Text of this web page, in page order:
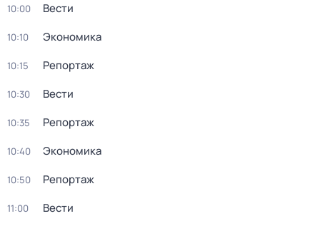
10:00 Вести
10:10 Экономика
10:15 Репортаж
10:30 Вести
10:35 Репортаж
10:40 Экономика
10:50 Репортаж
11:00 Вести